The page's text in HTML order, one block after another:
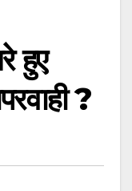
हुए
?